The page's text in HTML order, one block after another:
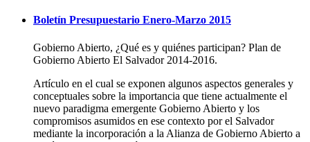
Boletín Presupuestario Enero-Marzo 2015
Gobierno Abierto, ¿Qué es y quiénes participan? Plan de
Gobierno Abierto El Salvador 2014-2016.
Artículo en el cual se exponen algunos aspectos generales y
conceptuales sobre la importancia que tiene actualmente el
nuevo paradigma emergente Gobierno Abierto y los
compromisos asumidos en ese contexto por el Salvador
mediante la incorporación a la Alianza de Gobierno Abierto a